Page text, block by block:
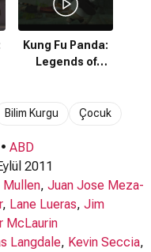
Kung Fu Panda:
Legends of
Fragmanı
Bilim Kurgu Çocuk
ABD
2011
Mullen, Juan Jose Meza-
, Lane Lueras, Jim
McLaurin
Langdale, Kevin Seccia,